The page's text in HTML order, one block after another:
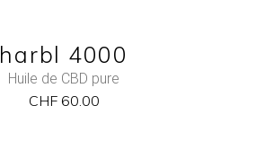
harbl 4000
Huile de CBD pure
CHF60.00